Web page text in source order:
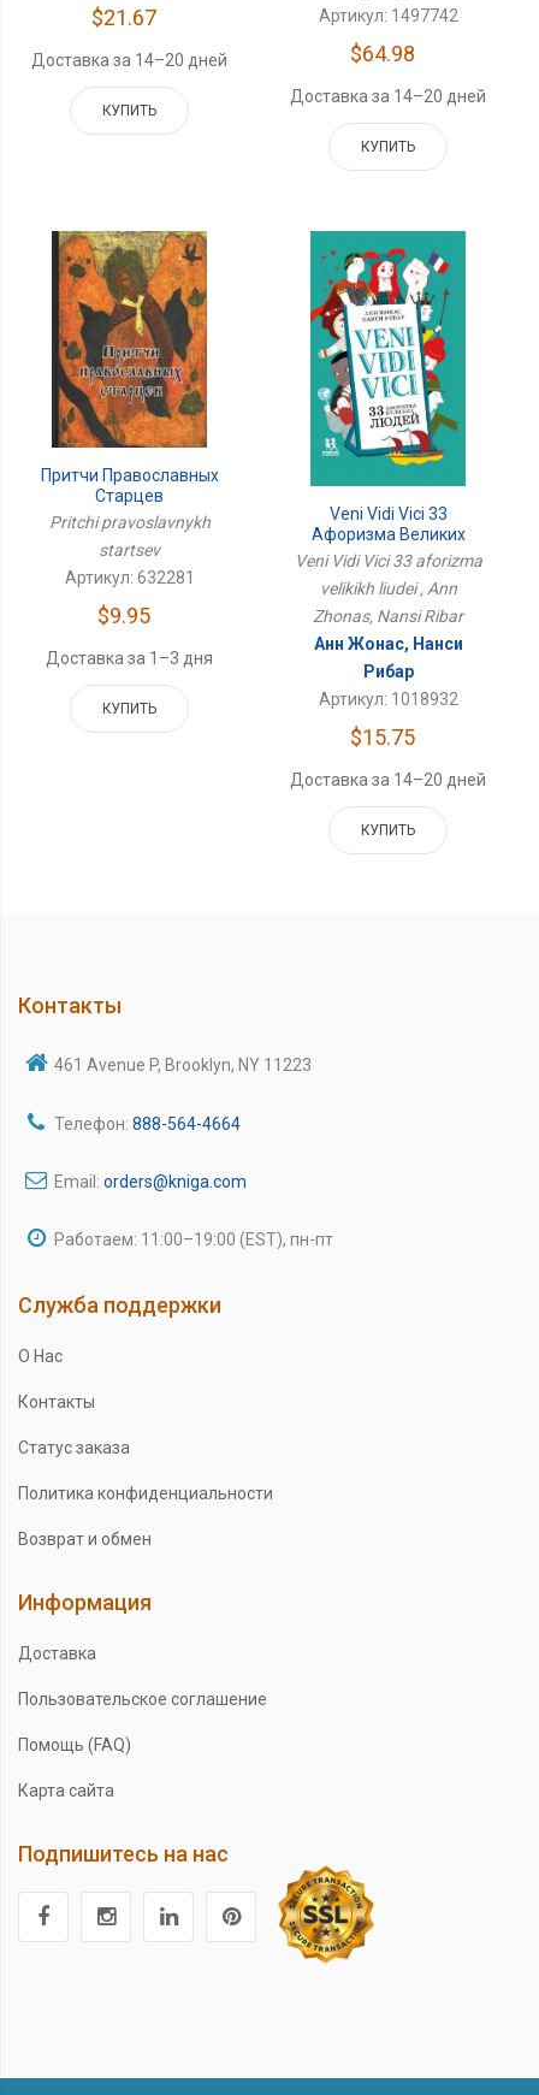
$21.67
Доставка за 14–20 дней
КУПИТЬ
Артикул: 1497742
$64.98
Доставка за 14–20 дней
КУПИТЬ
Притчи Православных
Старцев
Pritchi pravoslavnykh
startsev
Артикул: 632281
$9.95
Доставка за 1–3 дня
КУПИТЬ
Veni Vidi Vici 33
Афоризма Великих
Людей
Veni Vidi Vici 33 aforizma
velikikh liudei , Ann
Zhonas, Nansi Ribar
Анн Жонас, Нанси
Рибар
Артикул: 1018932
$15.75
Доставка за 14–20 дней
КУПИТЬ
Контакты
461 Avenue P, Brooklyn, NY 11223
Телефон: 888-564-4664
Email: orders@kniga.com
Работаем: 11:00–19:00 (EST), пн-пт
Служба поддержки
О Нас
Контакты
Статус заказа
Политика конфиденциальности
Возврат и обмен
Информация
Доставка
Пользовательское соглашение
Помощь (FAQ)
Карта сайта
Подпишитесь на нас